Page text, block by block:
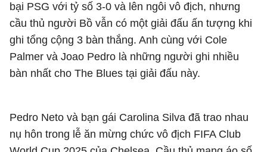
bại PSG với tỷ số 3-0 và lên ngôi vô địch, nhưng
cầu thủ người Bồ vẫn có một giải đấu ấn tượng khi
ghi tổng cộng 3 bàn thắng. Anh cùng với Cole
Palmer và Joao Pedro là những người ghi nhiều
bàn nhất cho The Blues tại giải đấu này.
Pedro Neto và bạn gái Carolina Silva đã trao nhau
nụ hôn trong lễ ăn mừng chức vô địch FIFA Club